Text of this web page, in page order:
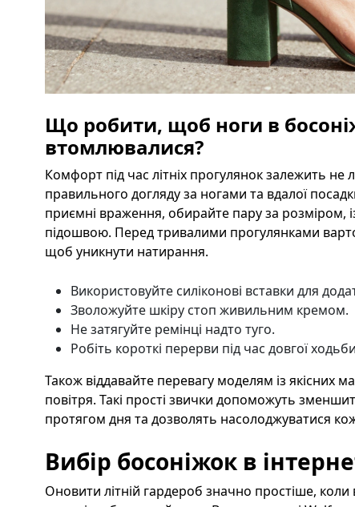
Що робити, щоб ноги в
втомлювалися?
Комфорт під час літніх прогулянок залежить не
правильного догляду за ногами та вдалої
приємні враження, обирайте пару за розміром,
підошвою. Перед тривалими прогулянками
щоб уникнути натирання.
Використовуйте силіконові вставки для
Зволожуйте шкіру стоп живильним кремом.
Не затягуйте ремінці надто туго.
Робіть короткі перерви під час довгої
Також віддавайте перевагу моделям із якісних
повітря. Такі прості звички допоможуть
протягом дня та дозволять насолоджуватися
Вибір босоніжок в
Оновити літній гардероб значно простіше, коли